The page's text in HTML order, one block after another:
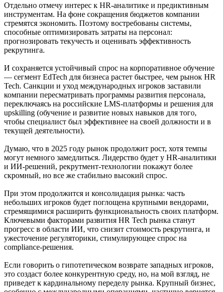
Отдельно отмечу интерес к HR-аналитике и предиктивным
инструментам. На фоне сокращения бюджетов компании
стремятся экономить. Поэтому востребованы системы,
способные оптимизировать затраты на персонал:
прогнозировать текучесть и оценивать эффективность
рекрутинга.
И сохраняется устойчивый спрос на корпоративное обучение
— сегмент EdTech для бизнеса растет быстрее, чем рынок HR
Tech. Санкции и уход международных игроков заставили
компании пересматривать программы развития персонала,
переключаясь на российские LMS-платформы и решения для
upskilling (обучение и развитие новых навыков для того,
чтобы специалист был эффективнее на своей должности и в
текущей деятельности).
Думаю, что в 2025 году рынок продолжит рост, хотя темпы
могут немного замедлиться. Лидерство будет у HR-аналитики
и ИИ-решений, рекрутмент-технологии покажут более
скромный, но все же стабильно высокий спрос.
При этом продолжится и консолидация рынка: часть
небольших игроков будет поглощена крупными вендорами,
стремящимися расширить функциональность своих платформ.
Ключевыми факторами развития HR Tech рынка станут
прогресс в области ИИ, что снизит стоимость рекрутинга, и
ужесточение регуляторики, стимулирующее спрос на
compliance-решения.
Если говорить о гипотетическом возврате западных игроков,
это создаст более конкурентную среду, но, на мой взгляд, не
приведет к кардинальному переделу рынка. Крупный бизнес,